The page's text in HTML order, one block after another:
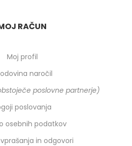
RAČUN
Moj profil
naročil
poslovne partnerje)
poslovanja
osebnih podatkov
in odgovori